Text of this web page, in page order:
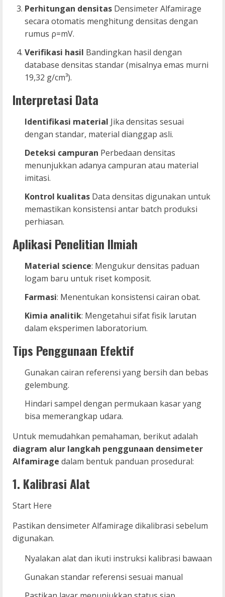
Perhitungan densitas Densimeter Alfamirage
secara otomatis menghitung densitas dengan
rumus ρ=mV.
Verifikasi hasil Bandingkan hasil dengan
database densitas standar (misalnya emas murni
19,32 g/cm³).
Interpretasi Data
Identifikasi material Jika densitas sesuai
dengan standar, material dianggap asli.
Deteksi campuran Perbedaan densitas
menunjukkan adanya campuran atau material
imitasi.
Kontrol kualitas Data densitas digunakan untuk
memastikan konsistensi antar batch produksi
perhiasan.
Aplikasi Penelitian Ilmiah
Material science: Mengukur densitas paduan
logam baru untuk riset komposit.
Farmasi: Menentukan konsistensi cairan obat.
Kimia analitik: Mengetahui sifat fisik larutan
dalam eksperimen laboratorium.
Tips Penggunaan Efektif
Gunakan cairan referensi yang bersih dan bebas
gelembung.
Hindari sampel dengan permukaan kasar yang
bisa memerangkap udara.
Untuk memudahkan pemahaman, berikut adalah
diagram alur langkah penggunaan densimeter
Alfamirage dalam bentuk panduan prosedural:
1. Kalibrasi Alat
Start Here
Pastikan densimeter Alfamirage dikalibrasi sebelum
digunakan.
Nyalakan alat dan ikuti instruksi kalibrasi bawaan
Gunakan standar referensi sesuai manual